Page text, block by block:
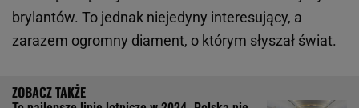
brylantów. To jednak niejedyny interesujący, a
zarazem ogromny diament, o którym słyszał świat.